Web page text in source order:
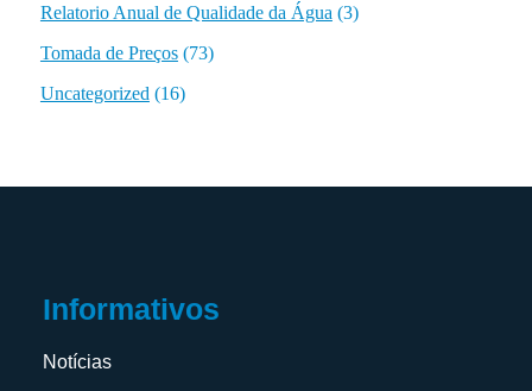
Relatorio Anual de Qualidade da Água (3)
Tomada de Preços(73)
Uncategorized (16)
Informativos
Notícias